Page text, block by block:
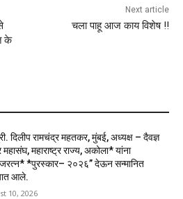
के
Next article
चला पाहू आज काय विशेष !!
दिलीप रामचंद्र महतकर, मुंबई, अध्यक्ष – दैवज्ञ
महासंघ, महाराष्ट्र राज्य, अकोला* यांना
*पुरस्कार– २०२६” देऊन सन्मानित
आले.
10, 2026